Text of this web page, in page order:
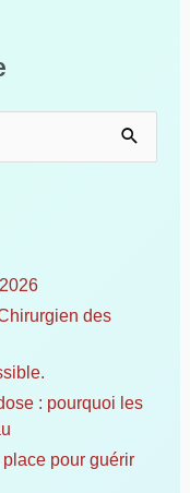
des
: pourquoi les
pour guérir